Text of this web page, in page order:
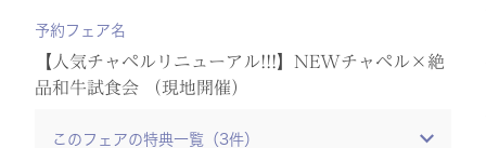
予約フェア名
【人気チャペルリニューアル!!!】NEWチャペル×絶
品和牛試食会 （現地開催）
このフェアの特典一覧（3件）